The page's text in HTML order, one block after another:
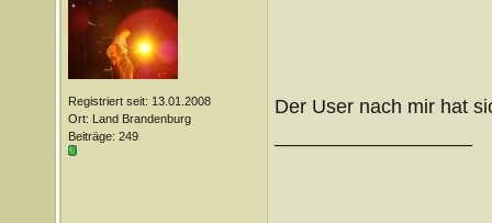
Registriert seit: 13.01.2008
Ort: Land Brandenburg
Beiträge: 249
Der User nach mir hat